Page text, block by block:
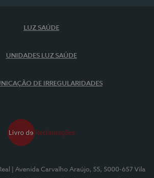
LUZ SAÚDE
UNIDADES LUZ SAÚDE
DE IRREGULARIDADES
| Avenida Carvalho Araújo, 55, 5000-657 Vila